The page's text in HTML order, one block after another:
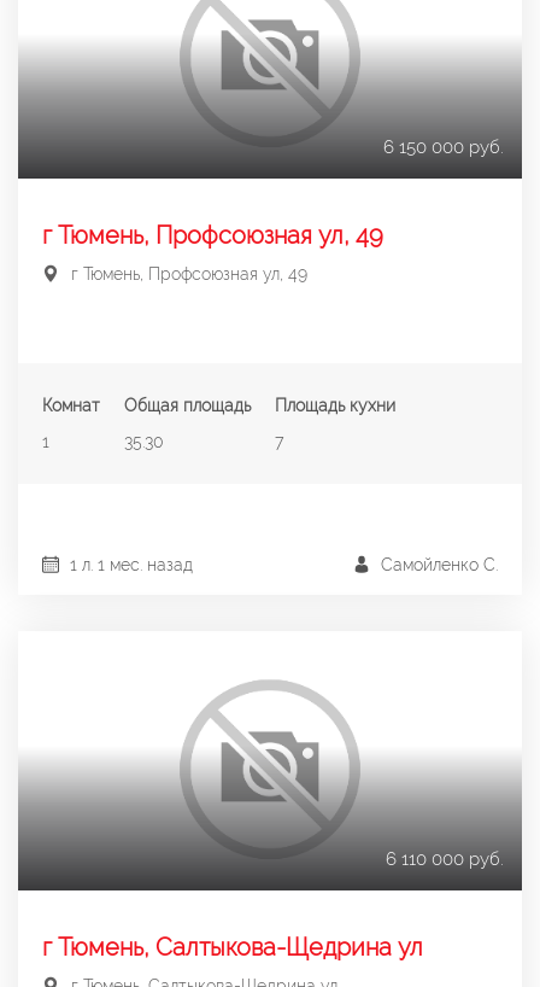
6 150 000 руб.
г Тюмень, Профсоюзная ул, 49
г Тюмень, Профсоюзная ул, 49
Комнат
1
Общая площадь
35.30
Площадь кухни
7
Самойленко С.
1 л. 1 мес. назад
6 110 000 руб.
г Тюмень, Салтыкова-Щедрина ул